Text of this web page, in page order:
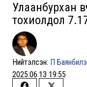
Улаанбурхан
тохиолдол
Нийтэлсэн: П
2025.06.13 19:55